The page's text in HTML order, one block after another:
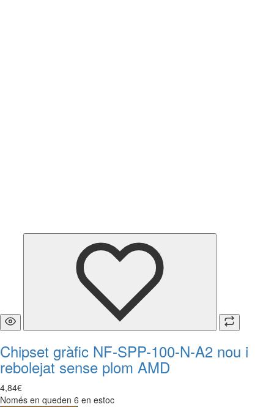
Chipset gràfic NF-SPP-100-N-A2 nou i
rebolejat sense plom AMD
4,84€
Només en queden 6 en estoc